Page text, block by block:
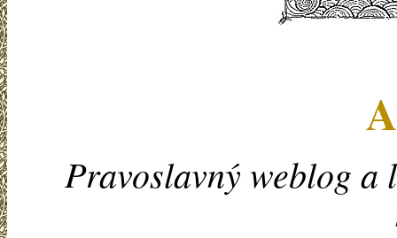
Pravoslavný weblog a